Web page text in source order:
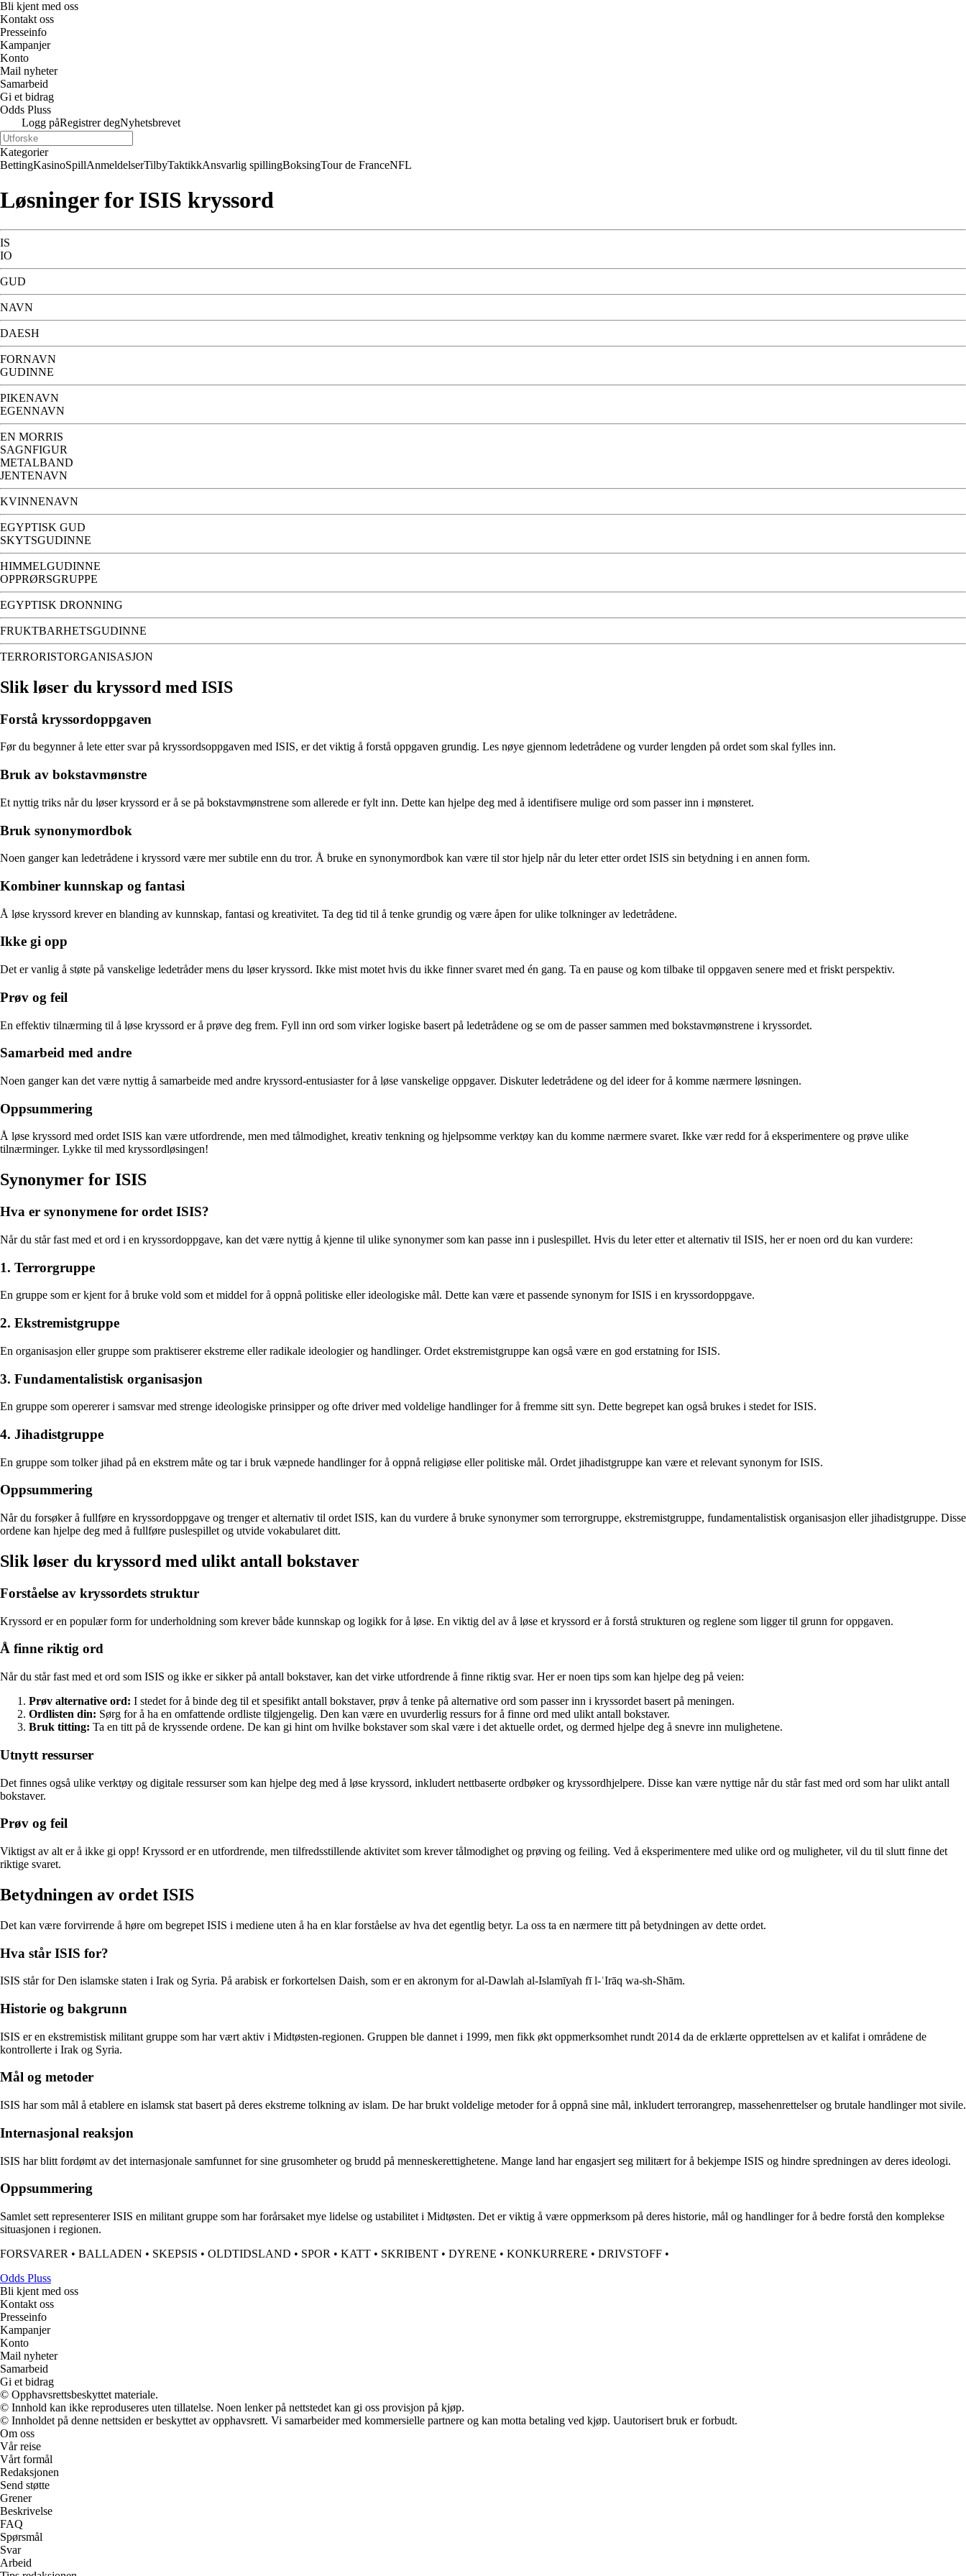
Bli kjent med oss
Kontakt oss
Presseinfo
Kampanjer
Konto
Mail nyheter
Samarbeid
Gi et bidrag
Odds Pluss
Logg påRegistrer degNyhetsbrevet
Kategorier
BettingKasinoSpillAnmeldelserTilbyTaktikkAnsvarlig spillingBoksingTour de FranceNFL
Løsninger for ISIS kryssord
IS
IO
GUD
NAVN
DAESH
FORNAVN
GUDINNE
PIKENAVN
EGENNAVN
EN MORRIS
SAGNFIGUR
METALBAND
JENTENAVN
KVINNENAVN
EGYPTISK GUD
SKYTSGUDINNE
HIMMELGUDINNE
OPPRØRSGRUPPE
EGYPTISK DRONNING
FRUKTBARHETSGUDINNE
TERRORISTORGANISASJON
Slik løser du kryssord med ISIS
Forstå kryssordoppgaven
Før du begynner å lete etter svar på kryssordsoppgaven med ISIS, er det viktig å forstå oppgaven grundig. Les nøye gjennom ledetrådene og vurder lengden på ordet som skal fylles inn.
Bruk av bokstavmønstre
Et nyttig triks når du løser kryssord er å se på bokstavmønstrene som allerede er fylt inn. Dette kan hjelpe deg med å identifisere mulige ord som passer inn i mønsteret.
Bruk synonymordbok
Noen ganger kan ledetrådene i kryssord være mer subtile enn du tror. Å bruke en synonymordbok kan være til stor hjelp når du leter etter ordet ISIS sin betydning i en annen form.
Kombiner kunnskap og fantasi
Å løse kryssord krever en blanding av kunnskap, fantasi og kreativitet. Ta deg tid til å tenke grundig og være åpen for ulike tolkninger av ledetrådene.
Ikke gi opp
Det er vanlig å støte på vanskelige ledetråder mens du løser kryssord. Ikke mist motet hvis du ikke finner svaret med én gang. Ta en pause og kom tilbake til oppgaven senere med et friskt perspektiv.
Prøv og feil
En effektiv tilnærming til å løse kryssord er å prøve deg frem. Fyll inn ord som virker logiske basert på ledetrådene og se om de passer sammen med bokstavmønstrene i kryssordet.
Samarbeid med andre
Noen ganger kan det være nyttig å samarbeide med andre kryssord-entusiaster for å løse vanskelige oppgaver. Diskuter ledetrådene og del ideer for å komme nærmere løsningen.
Oppsummering
Å løse kryssord med ordet ISIS kan være utfordrende, men med tålmodighet, kreativ tenkning og hjelpsomme verktøy kan du komme nærmere svaret. Ikke vær redd for å eksperimentere og prøve ulike
tilnærminger. Lykke til med kryssordløsingen!
Synonymer for ISIS
Hva er synonymene for ordet ISIS?
Når du står fast med et ord i en kryssordoppgave, kan det være nyttig å kjenne til ulike synonymer som kan passe inn i puslespillet. Hvis du leter etter et alternativ til ISIS, her er noen ord du kan vurdere:
1. Terrorgruppe
En gruppe som er kjent for å bruke vold som et middel for å oppnå politiske eller ideologiske mål. Dette kan være et passende synonym for ISIS i en kryssordoppgave.
2. Ekstremistgruppe
En organisasjon eller gruppe som praktiserer ekstreme eller radikale ideologier og handlinger. Ordet ekstremistgruppe kan også være en god erstatning for ISIS.
3. Fundamentalistisk organisasjon
En gruppe som opererer i samsvar med strenge ideologiske prinsipper og ofte driver med voldelige handlinger for å fremme sitt syn. Dette begrepet kan også brukes i stedet for ISIS.
4. Jihadistgruppe
En gruppe som tolker jihad på en ekstrem måte og tar i bruk væpnede handlinger for å oppnå religiøse eller politiske mål. Ordet jihadistgruppe kan være et relevant synonym for ISIS.
Oppsummering
Når du forsøker å fullføre en kryssordoppgave og trenger et alternativ til ordet ISIS, kan du vurdere å bruke synonymer som terrorgruppe, ekstremistgruppe, fundamentalistisk organisasjon eller jihadistgruppe. Disse
ordene kan hjelpe deg med å fullføre puslespillet og utvide vokabularet ditt.
Slik løser du kryssord med ulikt antall bokstaver
Forståelse av kryssordets struktur
Kryssord er en populær form for underholdning som krever både kunnskap og logikk for å løse. En viktig del av å løse et kryssord er å forstå strukturen og reglene som ligger til grunn for oppgaven.
Å finne riktig ord
Når du står fast med et ord som ISIS og ikke er sikker på antall bokstaver, kan det virke utfordrende å finne riktig svar. Her er noen tips som kan hjelpe deg på veien:
Prøv alternative ord: I stedet for å binde deg til et spesifikt antall bokstaver, prøv å tenke på alternative ord som passer inn i kryssordet basert på meningen.
Ordlisten din: Sørg for å ha en omfattende ordliste tilgjengelig. Den kan være en uvurderlig ressurs for å finne ord med ulikt antall bokstaver.
Bruk titting: Ta en titt på de kryssende ordene. De kan gi hint om hvilke bokstaver som skal være i det aktuelle ordet, og dermed hjelpe deg å snevre inn mulighetene.
Utnytt ressurser
Det finnes også ulike verktøy og digitale ressurser som kan hjelpe deg med å løse kryssord, inkludert nettbaserte ordbøker og kryssordhjelpere. Disse kan være nyttige når du står fast med ord som har ulikt antall
bokstaver.
Prøv og feil
Viktigst av alt er å ikke gi opp! Kryssord er en utfordrende, men tilfredsstillende aktivitet som krever tålmodighet og prøving og feiling. Ved å eksperimentere med ulike ord og muligheter, vil du til slutt finne det
riktige svaret.
Betydningen av ordet ISIS
Det kan være forvirrende å høre om begrepet ISIS i mediene uten å ha en klar forståelse av hva det egentlig betyr. La oss ta en nærmere titt på betydningen av dette ordet.
Hva står ISIS for?
ISIS står for Den islamske staten i Irak og Syria. På arabisk er forkortelsen Daish, som er en akronym for al-Dawlah al-Islamīyah fī l-ʿIrāq wa-sh-Shām.
Historie og bakgrunn
ISIS er en ekstremistisk militant gruppe som har vært aktiv i Midtøsten-regionen. Gruppen ble dannet i 1999, men fikk økt oppmerksomhet rundt 2014 da de erklærte opprettelsen av et kalifat i områdene de
kontrollerte i Irak og Syria.
Mål og metoder
ISIS har som mål å etablere en islamsk stat basert på deres ekstreme tolkning av islam. De har brukt voldelige metoder for å oppnå sine mål, inkludert terrorangrep, massehenrettelser og brutale handlinger mot sivile.
Internasjonal reaksjon
ISIS har blitt fordømt av det internasjonale samfunnet for sine grusomheter og brudd på menneskerettighetene. Mange land har engasjert seg militært for å bekjempe ISIS og hindre spredningen av deres ideologi.
Oppsummering
Samlet sett representerer ISIS en militant gruppe som har forårsaket mye lidelse og ustabilitet i Midtøsten. Det er viktig å være oppmerksom på deres historie, mål og handlinger for å bedre forstå den komplekse
situasjonen i regionen.
FORSVARER • BALLADEN • SKEPSIS • OLDTIDSLAND • SPOR • KATT • SKRIBENT • DYRENE • KONKURRERE • DRIVSTOFF •
Odds Pluss
Bli kjent med oss
Kontakt oss
Presseinfo
Kampanjer
Konto
Mail nyheter
Samarbeid
Gi et bidrag
© Opphavsrettsbeskyttet materiale.
© Innhold kan ikke reproduseres uten tillatelse. Noen lenker på nettstedet kan gi oss provisjon på kjøp.
© Innholdet på denne nettsiden er beskyttet av opphavsrett. Vi samarbeider med kommersielle partnere og kan motta betaling ved kjøp. Uautorisert bruk er forbudt.
Om oss
Vår reise
Vårt formål
Redaksjonen
Send støtte
Grener
Beskrivelse
FAQ
Spørsmål
Svar
Arbeid